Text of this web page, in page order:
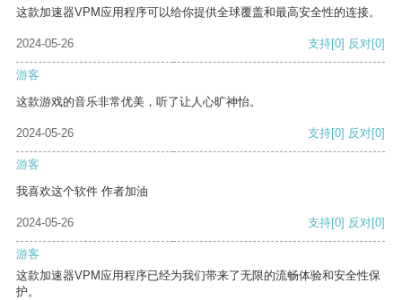
这款加速器VPM应用程序可以给你提供全球覆盖和最高安全性的连接。
2024-05-26 支持[0] 反对[0]
游客
这款游戏的音乐非常优美，听了让人心旷神怡。
2024-05-26 支持[0] 反对[0]
游客
我喜欢这个软件 作者加油
2024-05-26 支持[0] 反对[0]
游客
这款加速器VPM应用程序已经为我们带来了无限的流畅体验和安全性保
护。